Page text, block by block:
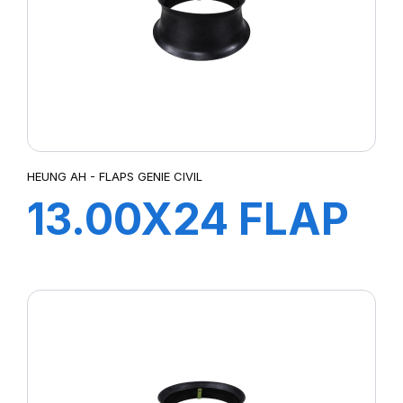
HEUNG AH - FLAPS GENIE CIVIL
13.00X24 FLAP